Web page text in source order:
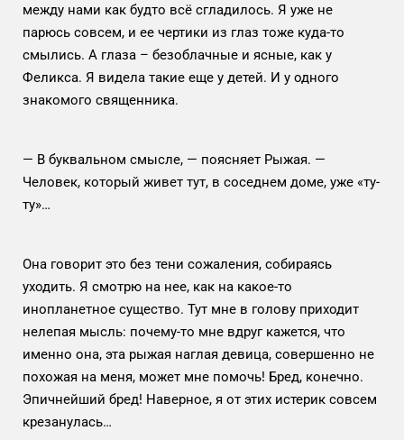
между нами как будто всё сгладилось. Я уже не
парюсь совсем, и ее чертики из глаз тоже куда-то
смылись. А глаза – безоблачные и ясные, как у
Феликса. Я видела такие еще у детей. И у одного
знакомого священника.
— В буквальном смысле, — поясняет Рыжая. —
Человек, который живет тут, в соседнем доме, уже «ту-
ту»…
Она говорит это без тени сожаления, собираясь
уходить. Я смотрю на нее, как на какое-то
инопланетное существо. Тут мне в голову приходит
нелепая мысль: почему-то мне вдруг кажется, что
именно она, эта рыжая наглая девица, совершенно не
похожая на меня, может мне помочь! Бред, конечно.
Эпичнейший бред! Наверное, я от этих истерик совсем
крезанулась…